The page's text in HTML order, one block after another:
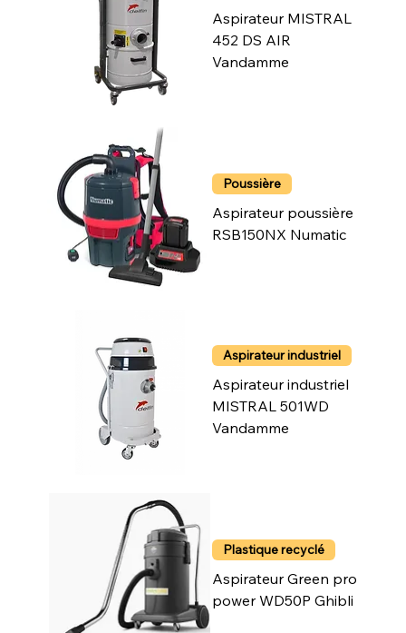
Aspirateur MISTRAL
452 DS AIR
Vandamme
Poussière
Aspirateur poussière
RSB150NX Numatic
Aspirateur industriel
Aspirateur industriel
MISTRAL 501WD
Vandamme
Plastique recyclé
Aspirateur Green pro
power WD50P Ghibli